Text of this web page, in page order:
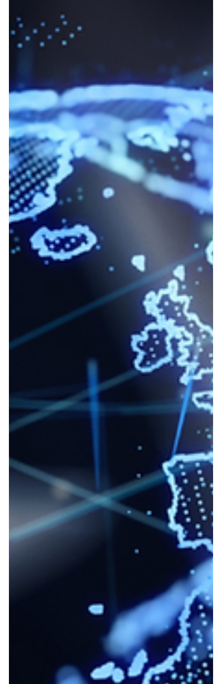
Declaración del Viajero:
como preencher